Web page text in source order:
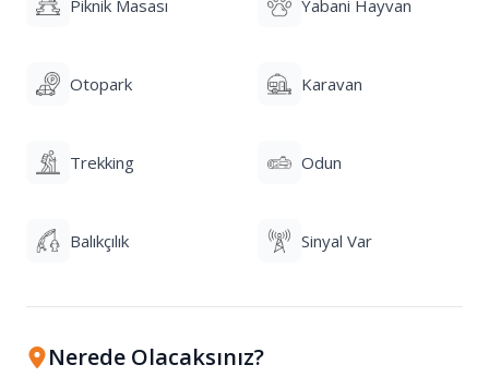
Piknik Masası Yabani Hayvan
Otopark Karavan
Trekking Odun
Balıkçılık Sinyal Var
Nerede Olacaksınız?